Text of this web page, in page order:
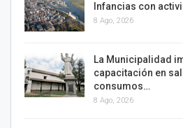
Infancias con
8 Ago, 2026
La Municipalidad
capacitación en
consumos…
8 Ago, 2026